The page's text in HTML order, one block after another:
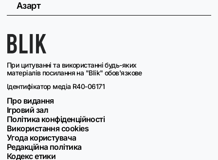
При цитуванні та використанні будь-яких
матеріалів посилання на "Blik" обов'язкове
Ідентифікатор медіа R40-06171
Про видання
Ігровий зал
Політика конфіденційності
Використання cookies
Угода користувача
Редакційна політика
Кодекс етики
Азарт